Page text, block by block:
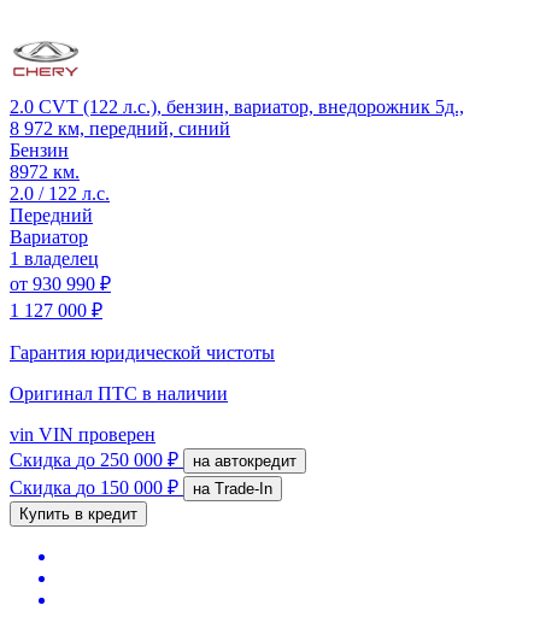
2.0 CVT (122 л.с.), бензин, вариатор, внедорожник 5д.,
8 972 км, передний, синий
Бензин
8972 км.
2.0 / 122 л.с.
Передний
Вариатор
1 владелец
от 930 990 ₽
1 127 000 ₽
Гарантия юридической чистоты
Оригинал ПТС в наличии
vin VIN проверен
Скидка до 250 000 ₽ на автокредит
Скидка до 150 000 ₽
на Trade-In
Купить в кредит